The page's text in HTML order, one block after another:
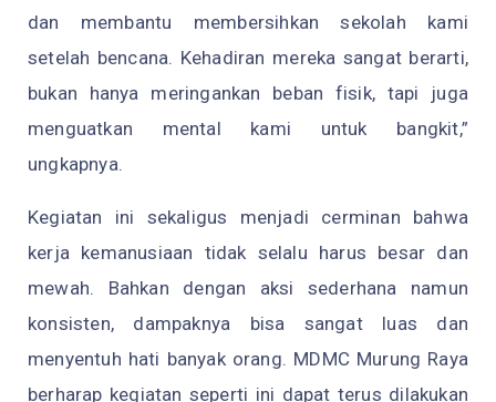
dan membantu membersihkan sekolah kami
setelah bencana. Kehadiran mereka sangat berarti,
bukan hanya meringankan beban fisik, tapi juga
menguatkan mental kami untuk bangkit,”
ungkapnya.
Kegiatan ini sekaligus menjadi cerminan bahwa
kerja kemanusiaan tidak selalu harus besar dan
mewah. Bahkan dengan aksi sederhana namun
konsisten, dampaknya bisa sangat luas dan
menyentuh hati banyak orang. MDMC Murung Raya
berharap kegiatan seperti ini dapat terus dilakukan